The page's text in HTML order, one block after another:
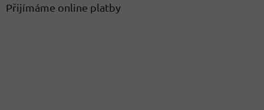
Přijímáme online platby